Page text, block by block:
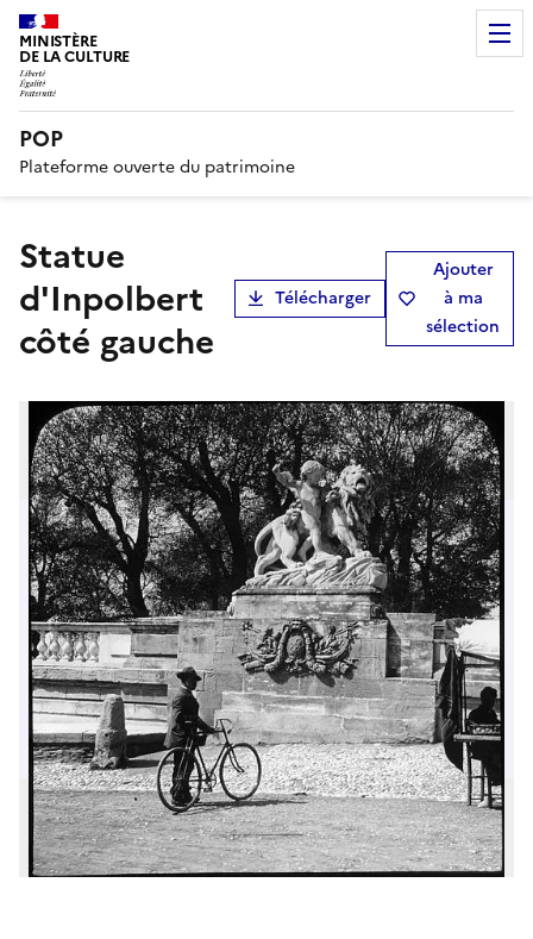
MINISTÈRE
DE LA CULTURE
POP
Plateforme ouverte du patrimoine
Statue
d'Inpolbert
côté gauche
Télécharger
Ajouter
à ma
sélection